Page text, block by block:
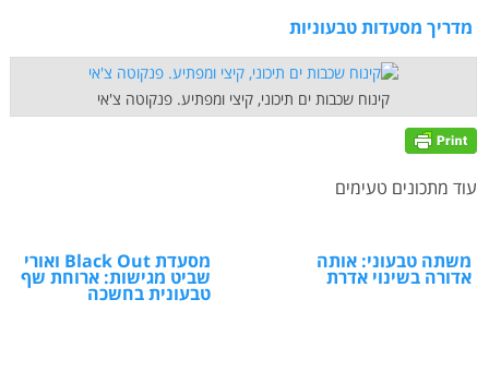
מדריך מסעדות טבעוניות
קינוח שכבות ים תיכוני, קיצי ומפתיע. פנקוטה צ'אי
עוד מתכונים טעימים
משתה טבעוני: אותה
אדורה בשינוי אדרת
מסעדת Black Out ואורי
שביט מגישות: ארוחת שף
טבעונית בחשכה